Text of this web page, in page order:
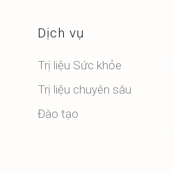
Dịch vụ
Trị liệu Sức khỏe
Trị liệu chuyên sâu
Đào tạo